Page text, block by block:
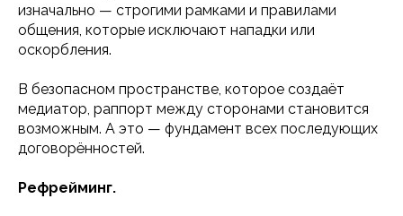
изначально — строгими рамками и правилами
общения, которые исключают нападки или
оскорбления.
В безопасном пространстве, которое создаёт
медиатор, раппорт между сторонами становится
возможным. А это — фундамент всех последующих
договорённостей.
Рефрейминг.